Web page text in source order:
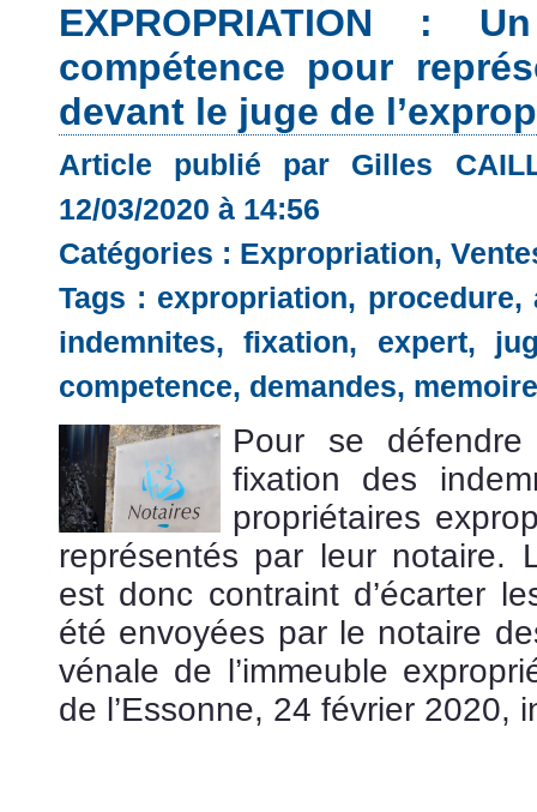
EXPROPRIATION :
compétence pour
devant le juge de
Article publié par Gilles
12/03/2020 à 14:56
Catégories : Expropriation,
Tags : expropriation, procedure,
indemnites,fixation, expert,
competence, demandes, memoire
Pour se
fixation des
propriétaires
représentés par leur notaire.
est donc contraint d’écarter
été envoyées par le notaire
vénale de l’immeuble
de l’Essonne, 24 février 2020,